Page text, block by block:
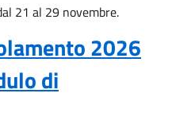
21 al 29 novembre.
2026
di